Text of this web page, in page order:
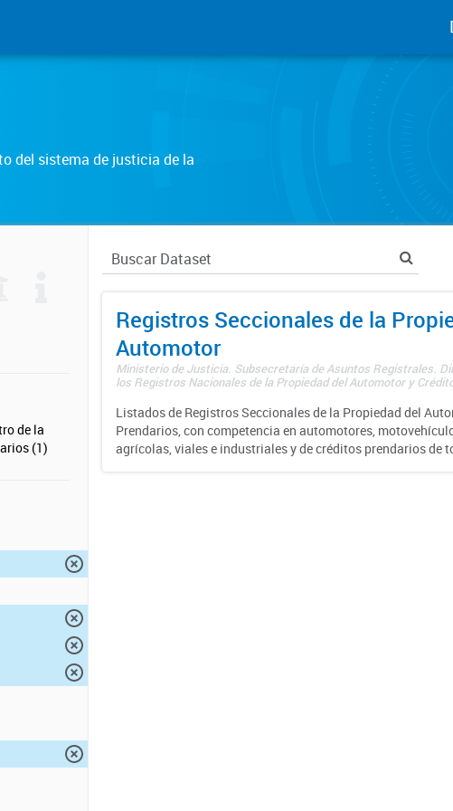
del sistema de justicia de la
de la
(1)
Registros Seccionales de la
Automotor
Ministerio de Justicia. Subsecretaría de Asuntos Registrales.
los Registros Nacionales de la Propiedad del Automotor y
Listados de Registros Seccionales de la Propiedad del
Prendarios, con competencia en automotores,
agrícolas, viales e industriales y de créditos prendarios de